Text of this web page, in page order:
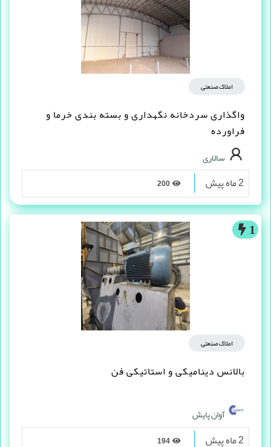
املاک صنعتی
واگذاری سردخانه نگهداری و بسته بندی خرما و
فراورده
سالاری
2 ماه پیش
1
املاک صنعتی
بالانس دینامیکی و استاتیکی فن
آوان پایش
2 ماه پیش